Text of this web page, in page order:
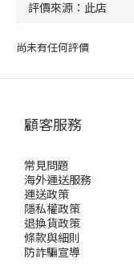
尚未有任何評價
顧客服務
常見問題
海外運送服務
運送政策
隱私權政策
退換貨政策
條款與細則
防詐騙宣導